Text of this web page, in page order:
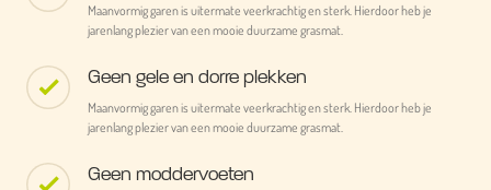
Maanvormig garen is uitermate veerkrachtig en sterk. Hierdoor heb je
jarenlang plezier van een mooie duurzame grasmat.
Geen gele en dorre plekken
Maanvormig garen is uitermate veerkrachtig en sterk. Hierdoor heb je
jarenlang plezier van een mooie duurzame grasmat.
Geen moddervoeten